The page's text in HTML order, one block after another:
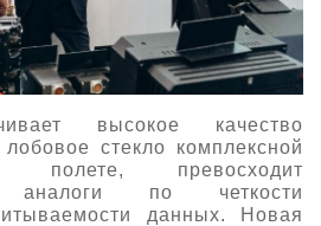
высокое качество
стекло комплексной
превосходит
аналоги по четкости
данных. Новая